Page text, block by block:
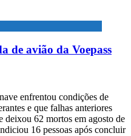
de avião da Voepass
enfrentou condições de
e que falhas anteriores
deixou 62 mortos em agosto de
16 pessoas após concluir